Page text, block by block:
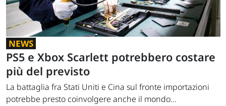
NEWS
PS5 e Xbox Scarlett potrebbero costare
più del previsto
La battaglia fra Stati Uniti e Cina sul fronte importazioni
potrebbe presto coinvolgere anche il mondo...